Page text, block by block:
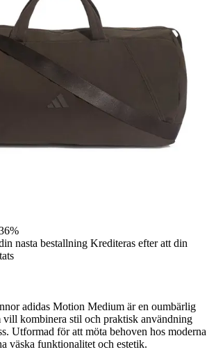
nasta bestallning Krediteras efter att din
adidas Motion Medium är en oumbärlig
vill kombinera stil och praktisk användning
Utformad för att möta behoven hos moderna
väska funktionalitet och estetik.